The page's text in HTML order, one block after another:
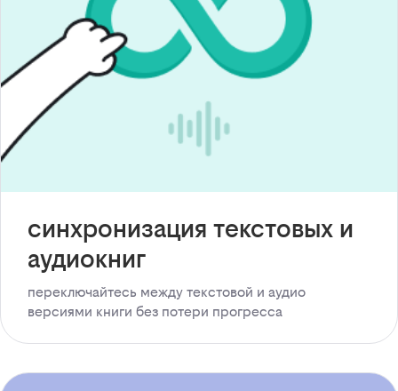
синхронизация текстовых и
аудиокниг
переключайтесь между текстовой и аудио
версиями книги без потери прогресса